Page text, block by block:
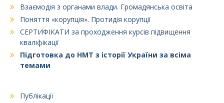
Взаємодія з органами влади. Громадянська освіта
Поняття «корупція». Протидія корупції
СЕРТИФІКАТИ за проходження курсів підвищення
кваліфікації
Підготовка до НМТ з історії України за всіма
темами
Публікації